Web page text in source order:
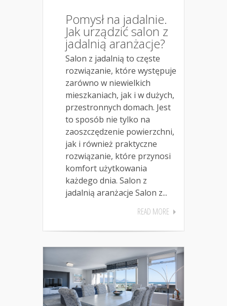
Pomysł na jadalnie.
Jak urządzić salon z
jadalnią aranżacje?
Salon z jadalnią to częste
rozwiązanie, które występuje
zarówno w niewielkich
mieszkaniach, jak i w dużych,
przestronnych domach. Jest
to sposób nie tylko na
zaoszczędzenie powierzchni,
jak i również praktyczne
rozwiązanie, które przynosi
komfort użytkowania
każdego dnia. Salon z
jadalnią aranżacje Salon z...
READ MORE